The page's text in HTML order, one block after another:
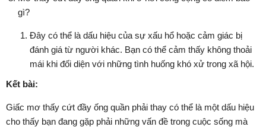
gì?
Đây có thể là dấu hiệu của sự xấu hổ hoặc cảm giác bị
đánh giá từ người khác. Bạn có thể cảm thấy không thoải
mái khi đối diện với những tình huống khó xử trong xã hội.
Kết bài:
Giấc mơ thấy cứt đầy ống quần phải thay có thể là một dấu hiệu
cho thấy bạn đang gặp phải những vấn đề trong cuộc sống mà